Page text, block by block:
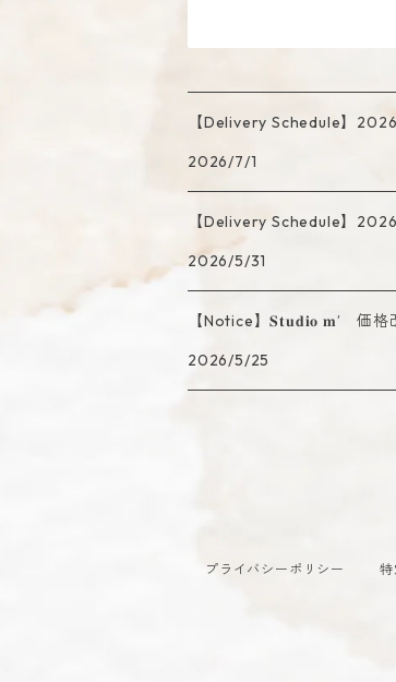
【Delivery Schedule】
2026/7/1
【Delivery Schedule】
2026/5/31
【Notice】𝐒𝐭𝐮𝐝𝐢𝐨 𝐦’ 価格
2026/5/25
プライバシーポリシー 特